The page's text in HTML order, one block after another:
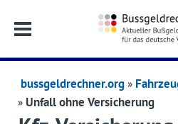
bussgeldrechner.org
Unfall ohne Versicherung